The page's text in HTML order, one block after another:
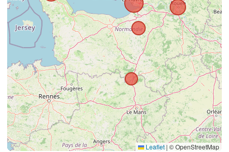
Leaflet | © OpenStreetMap